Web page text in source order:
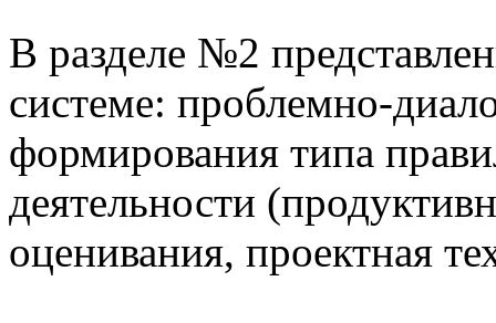
В разделе №2
системе: проблемно-
формирования типа
деятельности
оценивания, проектная